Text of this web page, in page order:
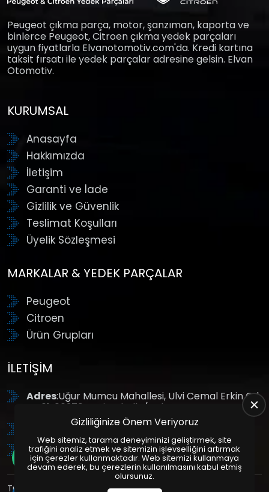
Peugeot çıkma parça, motor, şanzıman, kaporta ve
binlerce Peugeot, Citroen çıkma yedek parçaları
uygun fiyatlarla Elvanotomotiv.com'da. Kredi kartına
taksit fırsatı ile yedek parçalar adresine gelsin. Elvan
Otomotiv.
KURUMSAL
Anasayfa
Hakkımızda
İletişim
Garanti ve İade
Gizlilik ve Güvenlik
Teslimat Koşulları
Üyelik Sözleşmesi
MARKALAR & YEDEK PARÇALAR
Peugeot
Citroen
Ürün Grupları
İLETIŞIM
Adres:Uğur Mumcu Mahallesi, Ulvi Cemal Erkin Cd.
No:61, 06370 Yenimahalle/Ankara
: +90 (312) 354 8888
GSM: +90 (532) 343 4085
Tüm Hakları Saklıdır. | Bu site Us Yazılım
Gizliliğinize Önem Veriyoruz
Web sitemiz, tarama deneyiminizi geliştirmek, site
trafiğini analiz etmek ve sitemizin işlevselliğini artırmak
için çerezler kullanmaktadır. Web sitemizi kullanmaya
devam ederek, bu çerezlerin kullanılmasını kabul etmiş
olursunuz.